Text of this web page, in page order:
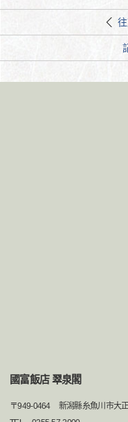
國富飯店 翠泉閣
〒949-0464
新潟縣糸魚川市大